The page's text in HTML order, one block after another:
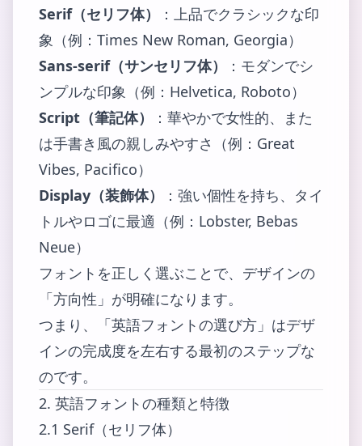
Serif（セリフ体）
：上品でクラシックな印
象（例：Times New Roman, Georgia）
Sans-serif（サンセリフ体）
：モダンでシ
ンプルな印象（例：Helvetica, Roboto）
Script（筆記体）
：華やかで女性的、また
は手書き風の親しみやすさ（例：Great
Vibes, Pacifico）
Display（装飾体）
：強い個性を持ち、タイ
トルやロゴに最適（例：Lobster, Bebas
Neue）
フォントを正しく選ぶことで、デザインの
「方向性」が明確になります。
つまり、「英語フォントの選び方」はデザ
インの完成度を左右する最初のステップな
のです。
2. 英語フォントの種類と特徴
2.1 Serif（セリフ体）